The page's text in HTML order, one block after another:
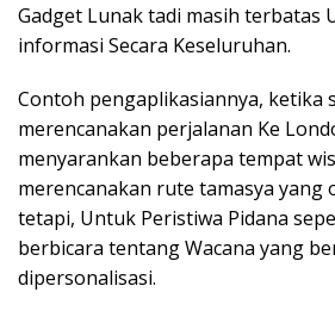
Gadget Lunak tadi masih terbatas
informasi Secara Keseluruhan.
Contoh pengaplikasiannya, ketika
merencanakan perjalanan Ke
menyarankan beberapa tempat
merencanakan rute tamasya yang
tetapi, Untuk Peristiwa Pidana
berbicara tentang Wacana yang
dipersonalisasi.